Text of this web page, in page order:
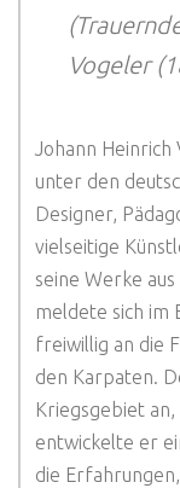
Vogeler
Johann
unter den
Designer,
vielseitige
seine Werke
meldete sich im
freiwillig an die
den Karpaten.
Kriegsgebiet
entwickelte er
die